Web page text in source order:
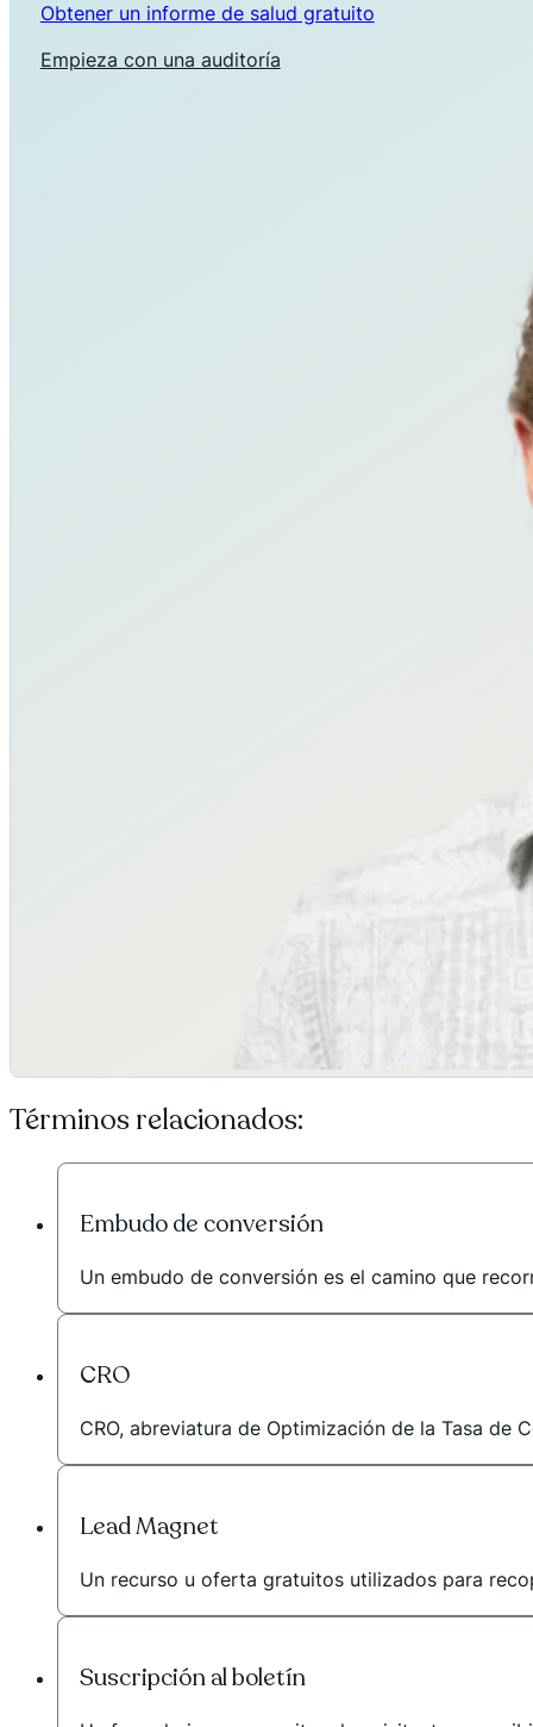
Obtener un informe de salud gratuito
Empieza con una auditoría
Términos relacionados:
Embudo de conversión
Un embudo de conversión es el camino que
CRO
CRO, abreviatura de Optimización de la Tasa
Lead Magnet
Un recurso u oferta gratuitos utilizados para
Suscripción al boletín